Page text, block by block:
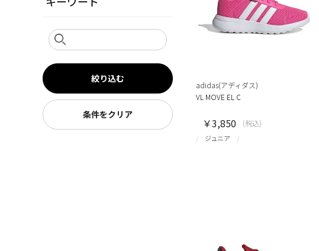
絞り込む
条件をクリア
adidas(アディダス)
VL MOVE EL C
ジュニア
￥3,850 (税込)